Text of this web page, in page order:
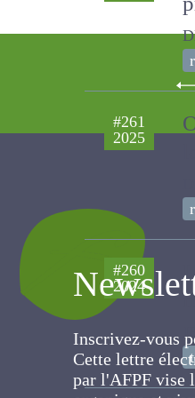
#261
2025
#260
2024
Inscrivez-vous
Cette lettre
gratuitement